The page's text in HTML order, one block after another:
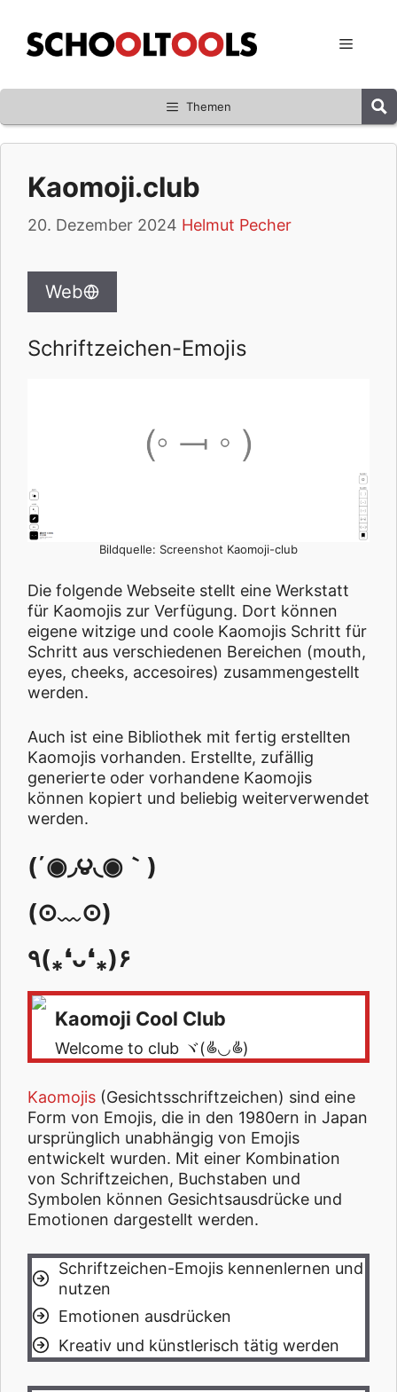
Inhalt
springen
Menü
Themen
Kaomoji.club
20. Dezember 2024 Helmut Pecher
Web
Schriftzeichen-Emojis
Bildquelle: Screenshot Kaomoji-club
Die folgende Webseite stellt eine Werkstatt
für Kaomojis zur Verfügung. Dort können
eigene witzige und coole Kaomojis Schritt für
Schritt aus verschiedenen Bereichen (mouth,
eyes, cheeks, accesoires) zusammengestellt
werden.
Auch ist eine Bibliothek mit fertig erstellten
Kaomojis vorhanden. Erstellte, zufällig
generierte oder vorhandene Kaomojis
können kopiert und beliebig weiterverwendet
werden.
(΄◉◞౪◟◉｀)
(⊙﹏⊙)
٩(⁎❛ᴗ❛⁎)۶
Kaomoji Cool Club
Welcome to club ヾ(𐂲◡𐂲)ゞ
Kaomojis (Gesichtsschriftzeichen) sind eine
Form von Emojis, die in den 1980ern in Japan
ursprünglich unabhängig von Emojis
entwickelt wurden. Mit einer Kombination
von Schriftzeichen, Buchstaben und
Symbolen können Gesichtsausdrücke und
Emotionen dargestellt werden.
Schriftzeichen-Emojis kennenlernen und
nutzen
Emotionen ausdrücken
Kreativ und künstlerisch tätig werden